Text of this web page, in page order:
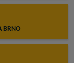
BRNO